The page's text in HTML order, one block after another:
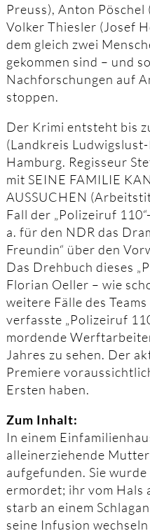
Preuss), Anton
Volker Thiesler (Josef
dem gleich zwei
gekommen sind – und
Nachforschungen auf
stoppen.
Der Krimi entsteht bis
(Landkreis
Hamburg. Regisseur
mit SEINE FAMILIE
AUSSUCHEN
Fall der „Polizeiruf
a. für den NDR das
Freundin“ über den
Das Drehbuch dieses
Florian Oeller – wie
weitere Fälle des
verfasste „Polizeiruf
mordende
Jahres zu sehen. Der
Premiere
Ersten haben.
Zum Inhalt:
In einem
alleinerziehende
aufgefunden. Sie
ermordet; ihr vom Hals
starb an einem
seine Infusion